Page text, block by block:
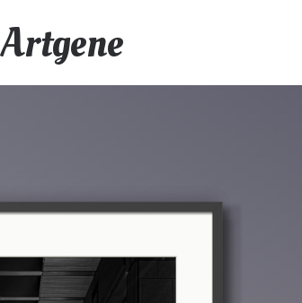
Artgene